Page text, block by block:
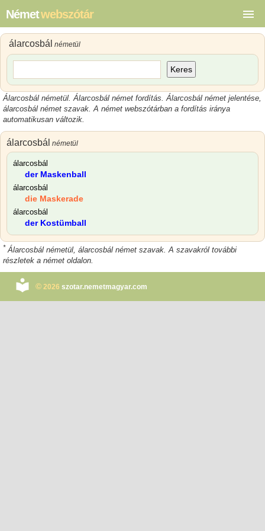
Németwebszótár
álarcosbál németül
Keres
Álarcosbál németül. Álarcosbál német fordítás. Álarcosbál német jelentése,
álarcosbál német szavak. A német webszótárban a fordítás iránya
automatikusan változik.
álarcosbál németül
álarcosbál
der Maskenball
álarcosbál
die Maskerade
álarcosbál
der Kostümball
* Álarcosbál németül, álarcosbál német szavak. A szavakról további
részletek a német oldalon.
© 2026 szotar.nemetmagyar.com